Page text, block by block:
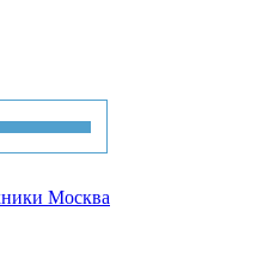
Москва